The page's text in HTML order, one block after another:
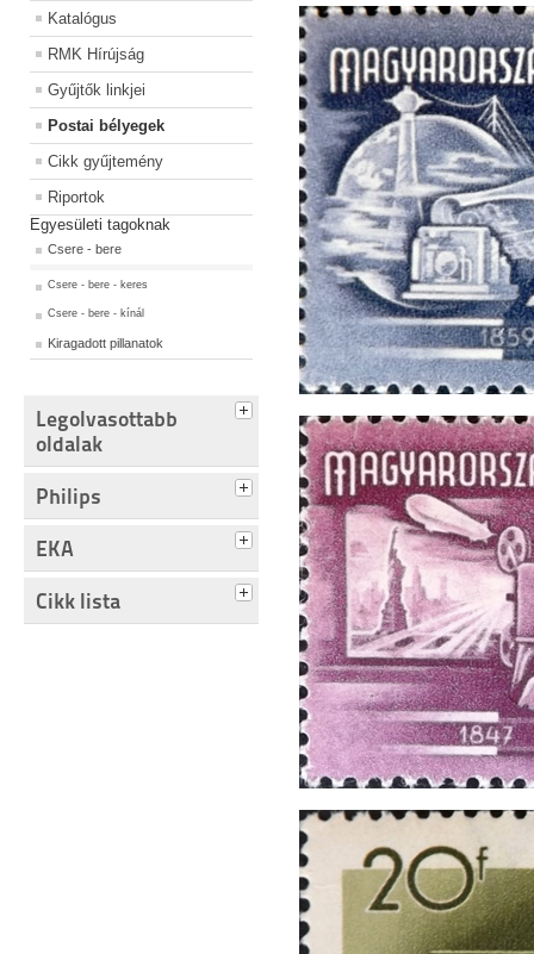
Katalógus
RMK Hírújság
Gyűjtők linkjei
Postai bélyegek
Cikk gyűjtemény
Riportok
Egyesületi tagoknak
Csere - bere
Csere - bere - keres
Csere - bere - kínál
Kiragadott pillanatok
Legolvasottabb
oldalak
Philips
EKA
Cikk lista